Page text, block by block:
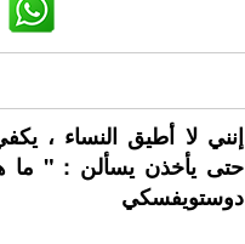
إنني لا أطيق النساء ،
حتى يأخذن يسألن : " ما
دوستويفسكي